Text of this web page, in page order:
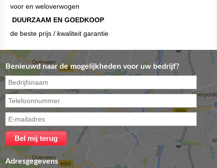
voor en weloverwogen
DUURZAAM EN GOEDKOOP
de beste prijs / kwaliteit garantie
Benieuwd naar de mogelijkheden voor uw bedrijf?
Adresgegevens